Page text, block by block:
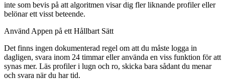
inte som bevis på att algoritmen visar dig fler liknande profiler eller
belönar ett visst beteende.
Använd Appen på ett Hållbart Sätt
Det finns ingen dokumenterad regel om att du måste logga in
dagligen, svara inom 24 timmar eller använda en viss funktion för att
synas mer. Läs profiler i lugn och ro, skicka bara sådant du menar
och svara när du har tid.